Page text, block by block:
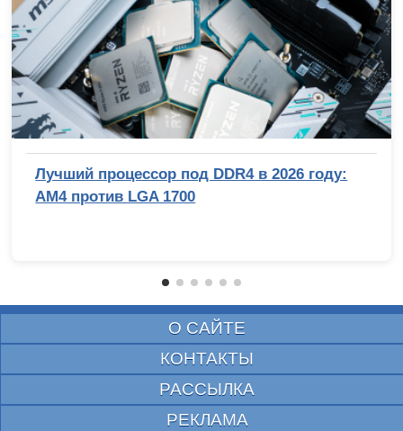
Лучший процессор под DDR4 в 2026 году:
AM4 против LGA 1700
О САЙТЕ
КОНТАКТЫ
РАССЫЛКА
РЕКЛАМА